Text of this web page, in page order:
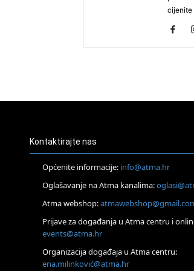
cijenite
Kontaktirajte nas
Općenite informacije: info@atma.hr
Oglašavanje na Atma kanalima:
Atma webshop:
Prijave za događanja u Atma centru i
events@atma.hr
Organizacija događaja u Atma centru:
ena.milinković@atma.hr